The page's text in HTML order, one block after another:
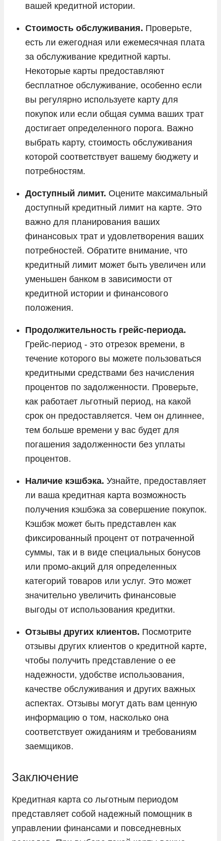
вашей кредитной истории.
Стоимость обслуживания. Проверьте,
есть ли ежегодная или ежемесячная плата
за обслуживание кредитной карты.
Некоторые карты предоставляют
бесплатное обслуживание, особенно если
вы регулярно используете карту для
покупок или если общая сумма ваших трат
достигает определенного порога. Важно
выбрать карту, стоимость обслуживания
которой соответствует вашему бюджету и
потребностям.
Доступный лимит. Оцените максимальный
доступный кредитный лимит на карте. Это
важно для планирования ваших
финансовых трат и удовлетворения ваших
потребностей. Обратите внимание, что
кредитный лимит может быть увеличен или
уменьшен банком в зависимости от
кредитной истории и финансового
положения.
Продолжительность грейс-периода.
Грейс-период - это отрезок времени, в
течение которого вы можете пользоваться
кредитными средствами без начисления
процентов по задолженности. Проверьте,
как работает льготный период, на какой
срок он предоставляется. Чем он длиннее,
тем больше времени у вас будет для
погашения задолженности без уплаты
процентов.
Наличие кэшбэка. Узнайте, предоставляет
ли ваша кредитная карта возможность
получения кэшбэка за совершение покупок.
Кэшбэк может быть представлен как
фиксированный процент от потраченной
суммы, так и в виде специальных бонусов
или промо-акций для определенных
категорий товаров или услуг. Это может
значительно увеличить финансовые
выгоды от использования кредитки.
Отзывы других клиентов. Посмотрите
отзывы других клиентов о кредитной карте,
чтобы получить представление о ее
надежности, удобстве использования,
качестве обслуживания и других важных
аспектах. Отзывы могут дать вам ценную
информацию о том, насколько она
соответствует ожиданиям и требованиям
заемщиков.
Заключение
Кредитная карта со льготным периодом
представляет собой надежный помощник в
управлении финансами и повседневных